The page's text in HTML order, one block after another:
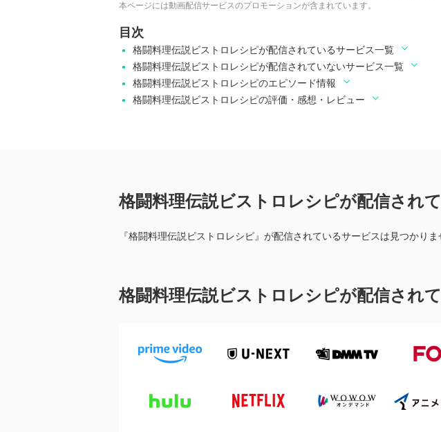
本ページには動画配信サービスのプロモーションが含まれています。
目次
格闘料理伝説ビストロレシピが配信されているサービス一覧
格闘料理伝説ビストロレシピが配信されていないサービス一覧
格闘料理伝説ビストロレシピのエピソード情報
格闘料理伝説ビストロレシピの評価・感想・レビュー
格闘料理伝説ビストロレシピが配信され
『格闘料理伝説ビストロレシピ』が配信されているサービスは見つかりま
格闘料理伝説ビストロレシピが配信され